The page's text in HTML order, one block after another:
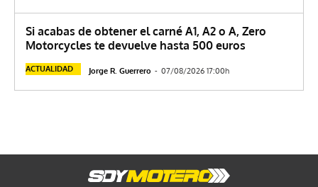
Si acabas de obtener el carné A1, A2 o A, Zero
Motorcycles te devuelve hasta 500 euros
ACTUALIDAD Jorge R. Guerrero - 07/08/2026 17:00h